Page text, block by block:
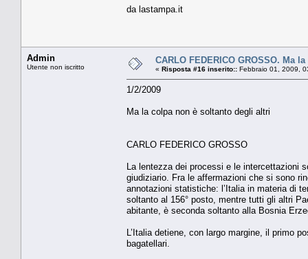
da lastampa.it
Admin
Utente non iscritto
CARLO FEDERICO GROSSO. Ma
« Risposta #16 inserito:: Febbraio 01, 2009,
1/2/2009
Ma la colpa non è soltanto degli altri
CARLO FEDERICO GROSSO
La lentezza dei processi e le intercettazioni
giudiziario. Fra le affermazioni che si sono
annotazioni statistiche: l’Italia in materia di
soltanto al 156° posto, mentre tutti gli altri
abitante, è seconda soltanto alla Bosnia
L’Italia detiene, con largo margine, il primo
bagatellari.